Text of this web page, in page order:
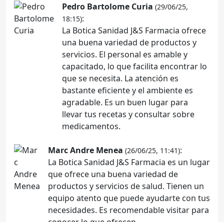
Pedro Bartolome Curia (29/06/25,
18:15):
La Botica Sanidad J&S Farmacia ofrece
una buena variedad de productos y
servicios. El personal es amable y
capacitado, lo que facilita encontrar lo
que se necesita. La atención es
bastante eficiente y el ambiente es
agradable. Es un buen lugar para
llevar tus recetas y consultar sobre
medicamentos.
Marc Andre Menea (26/06/25, 11:41):
La Botica Sanidad J&S Farmacia es un lugar
que ofrece una buena variedad de
productos y servicios de salud. Tienen un
equipo atento que puede ayudarte con tus
necesidades. Es recomendable visitar para